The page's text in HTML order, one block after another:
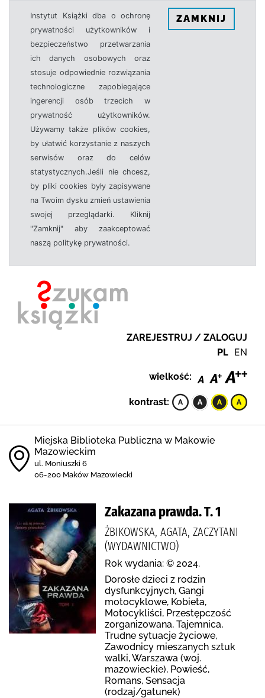
Instytut Książki dba o ochronę
prywatności użytkowników i
bezpieczeństwo przetwarzania
ich danych osobowych oraz
stosuje odpowiednie rozwiązania
technologiczne zapobiegające
ingerencji osób trzecich w
prywatność użytkowników.
Używamy także plików cookies,
by ułatwić korzystanie z naszych
serwisów oraz do celów
statystycznych.Jeśli nie chcesz,
by pliki cookies były zapisywane
na Twoim dysku zmień ustawienia
swojej przeglądarki. Kliknij
"Zamknij" aby zaakceptować
naszą politykę prywatności.
ZAMKNIJ
ZAREJESTRUJ / ZALOGUJ
PL EN
wielkość:
kontrast:
Miejska Biblioteka Publiczna w Makowie
Mazowieckim
ul. Moniuszki 6
06-200 Maków Mazowiecki
Zakazana prawda. T. 1
ŻBIKOWSKA, AGATA, ZACZYTANI
(WYDAWNICTWO)
Rok wydania: © 2024.
Dorosłe dzieci z rodzin
dysfunkcyjnych, Gangi
motocyklowe, Kobieta,
Motocykliści, Przestępczość
zorganizowana, Tajemnica,
Trudne sytuacje życiowe,
Zawodnicy mieszanych sztuk
walki, Warszawa (woj.
mazowieckie), Powieść,
Romans, Sensacja
(rodzaj/gatunek)